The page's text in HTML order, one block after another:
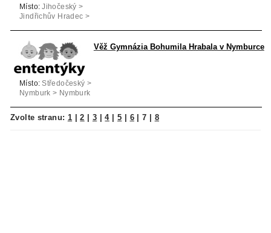
Místo: Jihočeský >
Jindřichův Hradec >
Věž Gymnázia Bohumila Hrabala v Nymburce
Místo: Středočeský >
Nymburk > Nymburk
Zvolte stranu: 1 |2 3 |4| 5 6|7 8